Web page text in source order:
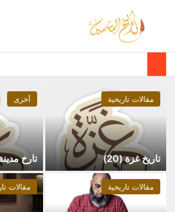
مقالات تاريخية
تاريخ غزة (20)
أخرى
تارخ
مقالات تاريخية مقالات